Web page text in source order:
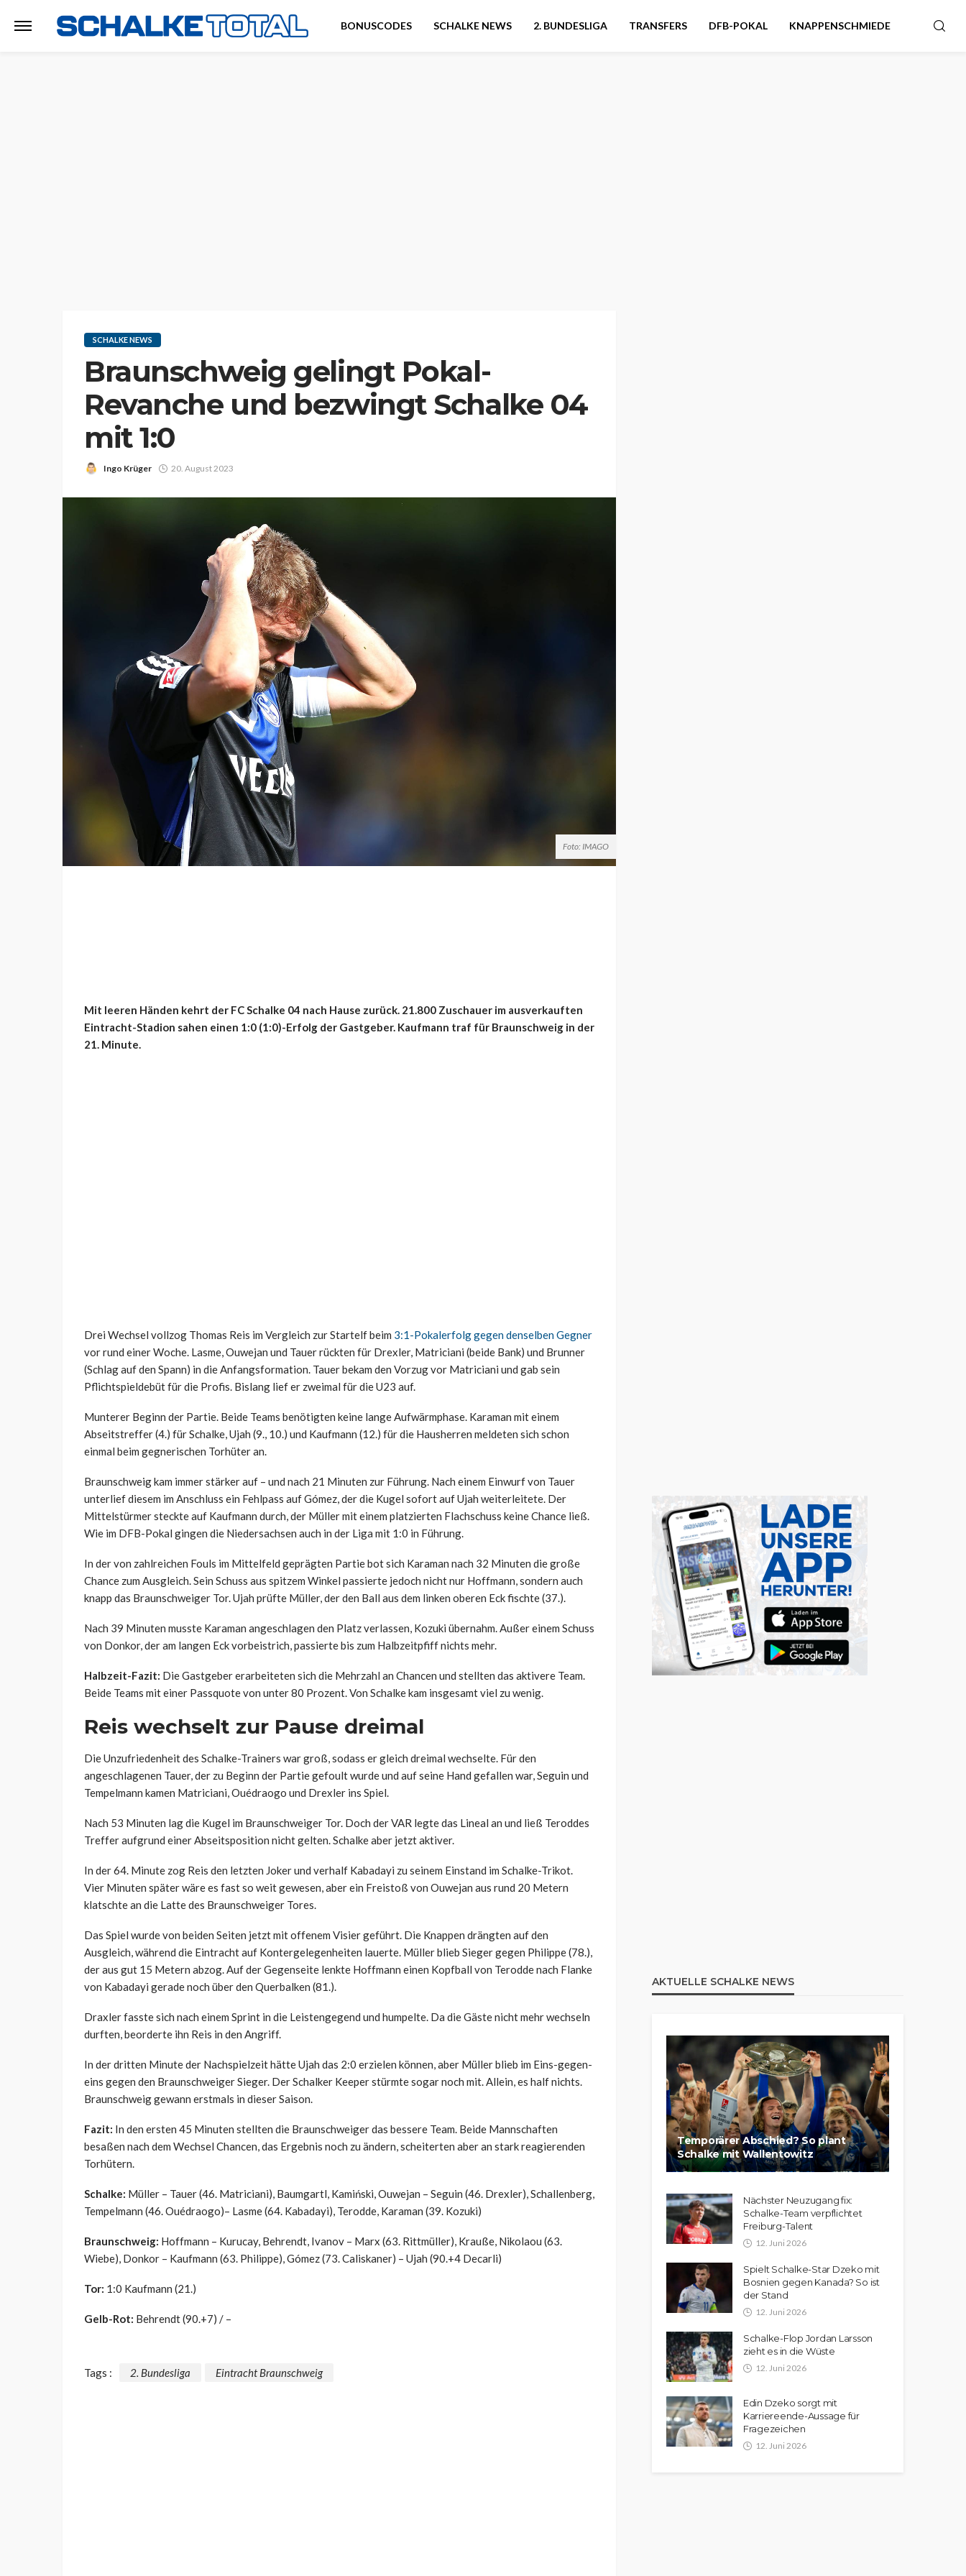
BONUSCODES SCHALKE NEWS 2. BUNDESLIGA TRANSFERS DFB-POKAL KNAPPENSCHMIEDE
SCHALKE NEWS
Braunschweig gelingt Pokal-
Revanche und bezwingt Schalke 04
mit 1:0
Ingo Krüger 20. August 2023
Foto: IMAGO
Mit leeren Händen kehrt der FC Schalke 04 nach Hause zurück. 21.800 Zuschauer im ausverkauften
Eintracht-Stadion sahen einen 1:0 (1:0)-Erfolg der Gastgeber. Kaufmann traf für Braunschweig in der
21. Minute.
Drei Wechsel vollzog Thomas Reis im Vergleich zur Startelf beim 3:1-Pokalerfolg gegen denselben Gegner
vor rund einer Woche. Lasme, Ouwejan und Tauer rückten für Drexler, Matriciani (beide Bank) und Brunner
(Schlag auf den Spann) in die Anfangsformation. Tauer bekam den Vorzug vor Matriciani und gab sein
Pflichtspieldebüt für die Profis. Bislang lief er zweimal für die U23 auf.
Munterer Beginn der Partie. Beide Teams benötigten keine lange Aufwärmphase. Karaman mit einem
Abseitstreffer (4.) für Schalke, Ujah (9., 10.) und Kaufmann (12.) für die Hausherren meldeten sich schon
einmal beim gegnerischen Torhüter an.
Braunschweig kam immer stärker auf – und nach 21 Minuten zur Führung. Nach einem Einwurf von Tauer
unterlief diesem im Anschluss ein Fehlpass auf Gómez, der die Kugel sofort auf Ujah weiterleitete. Der
Mittelstürmer steckte auf Kaufmann durch, der Müller mit einem platzierten Flachschuss keine Chance ließ.
Wie im DFB-Pokal gingen die Niedersachsen auch in der Liga mit 1:0 in Führung.
In der von zahlreichen Fouls im Mittelfeld geprägten Partie bot sich Karaman nach 32 Minuten die große
Chance zum Ausgleich. Sein Schuss aus spitzem Winkel passierte jedoch nicht nur Hoffmann, sondern auch
knapp das Braunschweiger Tor. Ujah prüfte Müller, der den Ball aus dem linken oberen Eck fischte (37.).
Nach 39 Minuten musste Karaman angeschlagen den Platz verlassen, Kozuki übernahm. Außer einem Schuss
von Donkor, der am langen Eck vorbeistrich, passierte bis zum Halbzeitpfiff nichts mehr.
Halbzeit-Fazit: Die Gastgeber erarbeiteten sich die Mehrzahl an Chancen und stellten das aktivere Team.
Beide Teams mit einer Passquote von unter 80 Prozent. Von Schalke kam insgesamt viel zu wenig.
Reis wechselt zur Pause dreimal
Die Unzufriedenheit des Schalke-Trainers war groß, sodass er gleich dreimal wechselte. Für den
angeschlagenen Tauer, der zu Beginn der Partie gefoult wurde und auf seine Hand gefallen war, Seguin und
Tempelmann kamen Matriciani, Ouédraogo und Drexler ins Spiel.
Nach 53 Minuten lag die Kugel im Braunschweiger Tor. Doch der VAR legte das Lineal an und ließ Teroddes
Treffer aufgrund einer Abseitsposition nicht gelten. Schalke aber jetzt aktiver.
In der 64. Minute zog Reis den letzten Joker und verhalf Kabadayi zu seinem Einstand im Schalke-Trikot.
Vier Minuten später wäre es fast so weit gewesen, aber ein Freistoß von Ouwejan aus rund 20 Metern
klatschte an die Latte des Braunschweiger Tores.
Das Spiel wurde von beiden Seiten jetzt mit offenem Visier geführt. Die Knappen drängten auf den
Ausgleich, während die Eintracht auf Kontergelegenheiten lauerte. Müller blieb Sieger gegen Philippe (78.),
der aus gut 15 Metern abzog. Auf der Gegenseite lenkte Hoffmann einen Kopfball von Terodde nach Flanke
von Kabadayi gerade noch über den Querbalken (81.).
Draxler fasste sich nach einem Sprint in die Leistengegend und humpelte. Da die Gäste nicht mehr wechseln
durften, beorderte ihn Reis in den Angriff.
In der dritten Minute der Nachspielzeit hätte Ujah das 2:0 erzielen können, aber Müller blieb im Eins-gegen-
eins gegen den Braunschweiger Sieger. Der Schalker Keeper stürmte sogar noch mit. Allein, es half nichts.
Braunschweig gewann erstmals in dieser Saison.
Fazit: In den ersten 45 Minuten stellten die Braunschweiger das bessere Team. Beide Mannschaften
besaßen nach dem Wechsel Chancen, das Ergebnis noch zu ändern, scheiterten aber an stark reagierenden
Torhütern.
Schalke: Müller – Tauer (46. Matriciani), Baumgartl, Kamiński, Ouwejan – Seguin (46. Drexler), Schallenberg,
Tempelmann (46. Ouédraogo)– Lasme (64. Kabadayi), Terodde, Karaman (39. Kozuki)
Braunschweig: Hoffmann – Kurucay, Behrendt, Ivanov – Marx (63. Rittmüller), Krauße, Nikolaou (63.
Wiebe), Donkor – Kaufmann (63. Philippe), Gómez (73. Caliskaner) – Ujah (90.+4 Decarli)
Tor: 1:0 Kaufmann (21.)
Gelb-Rot: Behrendt (90.+7) / –
Tags : 2. Bundesliga Eintracht Braunschweig
AKTUELLE SCHALKE NEWS
Temporärer Abschied? So plant
Schalke mit Wallentowitz
Nächster Neuzugang fix:
Schalke-Team verpflichtet
Freiburg-Talent
12. Juni 2026
Spielt Schalke-Star Dzeko mit
Bosnien gegen Kanada? So ist
der Stand
12. Juni 2026
Schalke-Flop Jordan Larsson
zieht es in die Wüste
12. Juni 2026
Edin Dzeko sorgt mit
Karriereende-Aussage für
Fragezeichen
12. Juni 2026